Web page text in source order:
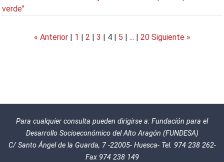
verde"
« Anterior| 1 2 3 4| 5 ... 20Siguiente »
Para cualquier consulta pueden dirigirse a: Fundación para el
Desarrollo Socioeconómico del Alto Aragón (FUNDESA)
C/ Santo Ángel de la Guarda, 7 -22005- Huesca- Tel. 974 238 262-
Fax 974 238 149